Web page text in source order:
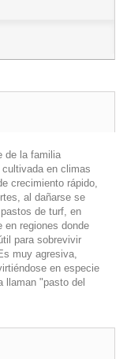
de la familia
en climas
crecimiento rápido,
al dañarse se
de turf, en
regiones donde
para sobrevivir
muy agresiva,
en especie
llaman "pasto del